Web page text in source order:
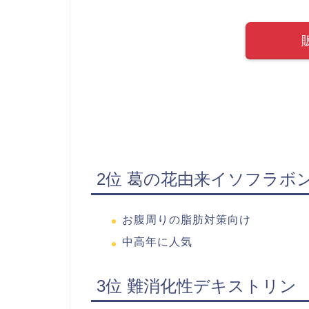
2位 葛の花由来イソフラボ
お腹周りの脂肪対策向け
中高年に人気
3位 難消化性デキストリン